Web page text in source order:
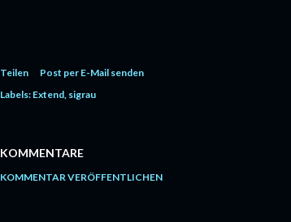
Teilen
Post per E-Mail senden
Labels: Extend sigrau
KOMMENTARE
KOMMENTAR VERÖFFENTLICHEN